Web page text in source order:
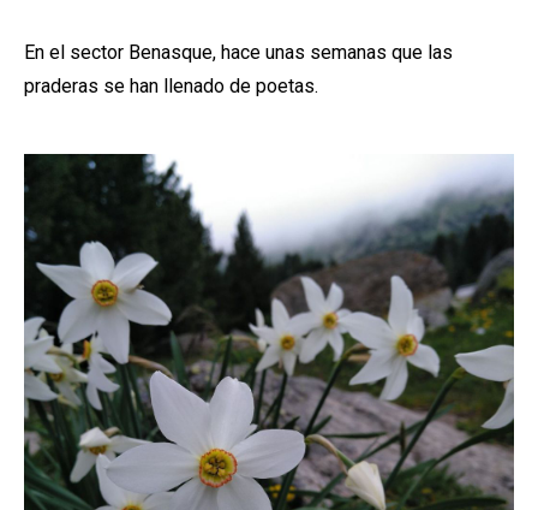
En el sector Benasque, hace unas semanas que las
praderas se han llenado de poetas.